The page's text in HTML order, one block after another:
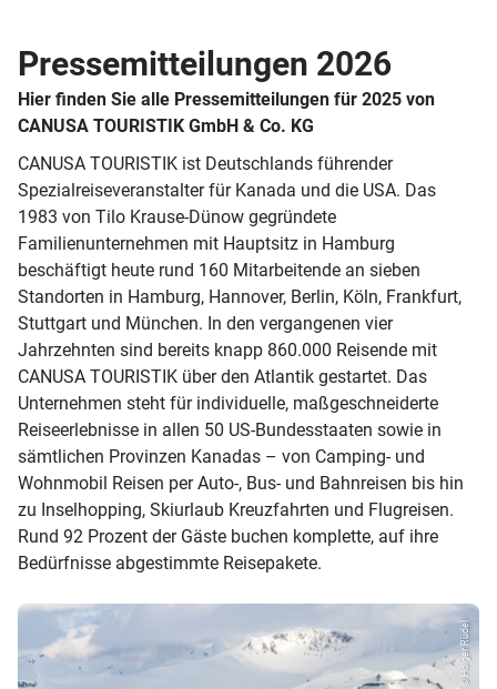
Pressemitteilungen 2026
Hier finden Sie alle Pressemitteilungen für 2025 von
CANUSA TOURISTIK GmbH & Co. KG
CANUSA TOURISTIK ist Deutschlands führender
Spezialreiseveranstalter für Kanada und die USA. Das
1983 von Tilo Krause-Dünow gegründete
Familienunternehmen mit Hauptsitz in Hamburg
beschäftigt heute rund 160 Mitarbeitende an sieben
Standorten in Hamburg, Hannover, Berlin, Köln, Frankfurt,
Stuttgart und München. In den vergangenen vier
Jahrzehnten sind bereits knapp 860.000 Reisende mit
CANUSA TOURISTIK über den Atlantik gestartet. Das
Unternehmen steht für individuelle, maßgeschneiderte
Reiseerlebnisse in allen 50 US-Bundesstaaten sowie in
sämtlichen Provinzen Kanadas – von Camping- und
Wohnmobil Reisen per Auto-, Bus- und Bahnreisen bis hin
zu Inselhopping, Skiurlaub Kreuzfahrten und Flugreisen.
Rund 92 Prozent der Gäste buchen komplette, auf ihre
Bedürfnisse abgestimmte Reisepakete.
© Holger Rüdel